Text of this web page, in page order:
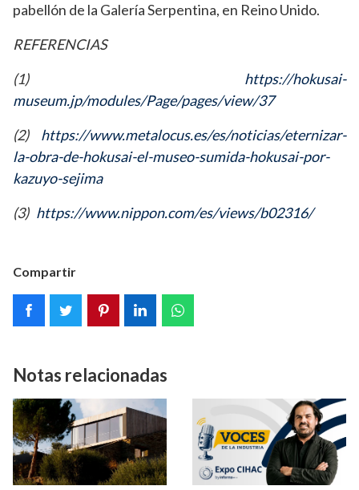
pabellón de la Galería Serpentina, en Reino Unido.
REFERENCIAS
(1)
https://hokusai-
museum.jp/modules/Page/pages/view/37
(2)
https://www.metalocus.es/es/noticias/eternizar-
la-obra-de-hokusai-el-museo-sumida-hokusai-por-
kazuyo-sejima
(3) https://www.nippon.com/es/views/b02316/
Compartir
Notas relacionadas